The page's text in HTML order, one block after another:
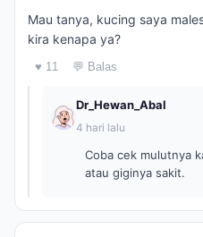
Mau tanya, kucing saya
kira kenapa ya?
♥ 11 💬 Balas
Dr_Hewan_Abal
4 hari lalu
Coba cek mulutnya
atau giginya sakit.